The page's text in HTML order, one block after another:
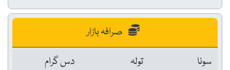
صرافہ بازار
سونا
تولہ
دس گرام